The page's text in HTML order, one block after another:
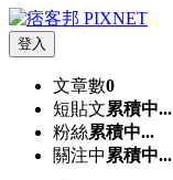
登入
文章數0
短貼文累積中...
粉絲累積中...
關注中 累積中...